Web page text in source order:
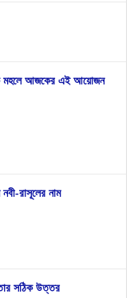
মহলে আজকের এই আয়োজন
রাসূলের নাম
সঠিক উত্তর